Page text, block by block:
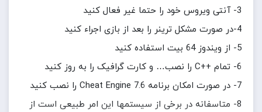
3- آنتی ویروس خود را حتما غیر فعال کنید
4-در صورت مشکل ترینر را بعد از بازی اجراء کنید
5- از ویندوز 64 بیت استفاده کنید
6- تمام ++C را نصب… و کارت گرافیک را به روز کنید
7- در صورت امکان برنامه Cheat Engine 7.6 را نصب کنید
8- متاسفانه در برخی از سیستمها این امر طبیعی است از